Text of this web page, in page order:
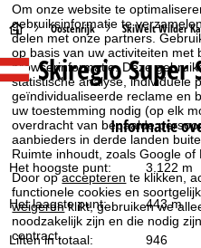
Om onze website te
gebruiksinformatie te
delen met onze partners.
op basis van uw activiteiten met
browserinformatie. Deze
statistische analyse, individuele
geïndividualiseerde reclame en
uw toestemming nodig (op elk
overdracht van bepaalde
aanbieders in derde landen
Ruimte inhoudt, zoals Google of
Door opaccepteren te klikken,
functionele cookies en
weigerenklikt, gebruiken we
noodzakelijk zijn en die nodig
contract.
S
t
a
r
t
p
Oostenrijk SkiWelt Wilder
Skiregio Super
Informatie
Het hoogste punt: 3.122 m
Het laagste punt: 443 m
Liften in totaal: 946